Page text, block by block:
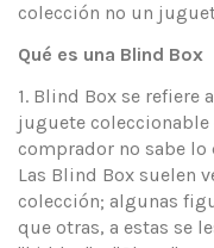
colección no un
Qué es una Blind Box
1. Blind Box se refiere
juguete
comprador no sabe lo
Las Blind Box suelen
colección; algunas
que otras, a estas se